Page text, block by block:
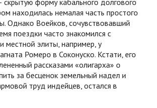
находилась немалая часть простого
Однако Воейков, сочувствовавший
поездки часто знакомился с
местной элиты, например, у
Ромеро в Соконуско. Кстати, его
рассказами «олигарха» о
за бесценок земельный надел и
труд индейцев, остался в